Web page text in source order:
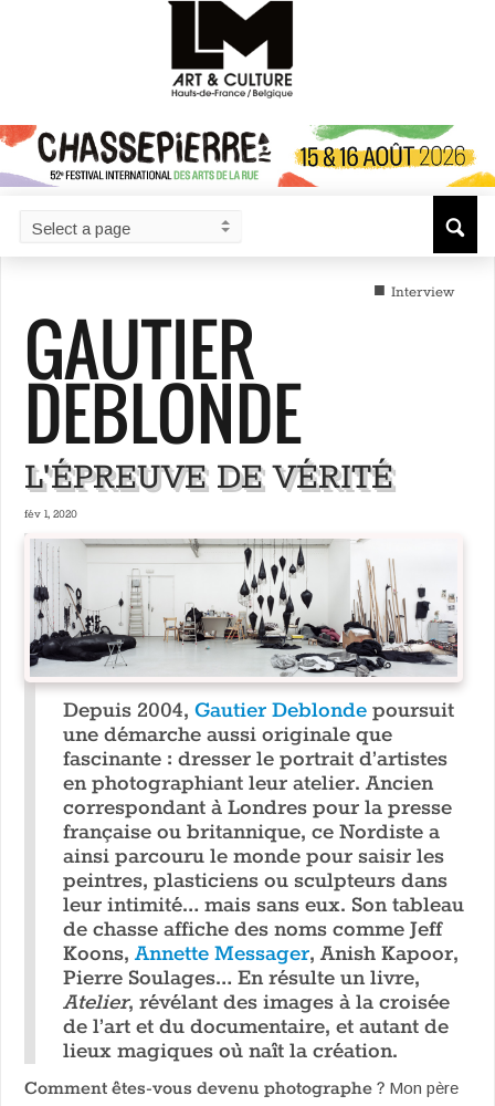
■ Interview
GAUTIER
DEBLONDE
L'ÉPREUVE DE VÉRITÉ
fév 1, 2020
Depuis 2004, Gautier Deblonde poursuit
une démarche aussi originale que
fascinante : dresser le portrait d’artistes
en photographiant leur atelier. Ancien
correspondant à Londres pour la presse
française ou britannique, ce Nordiste a
ainsi parcouru le monde pour saisir les
peintres, plasticiens ou sculpteurs dans
leur intimité… mais sans eux. Son tableau
de chasse affiche des noms comme Jeff
Koons,Annette Messager, Anish Kapoor,
Pierre Soulages… En résulte un livre,
Atelier, révélant des images à la croisée
de l’art et du documentaire, et autant de
lieux magiques où naît la création.
Comment êtes-vous devenu photographe ? Mon père